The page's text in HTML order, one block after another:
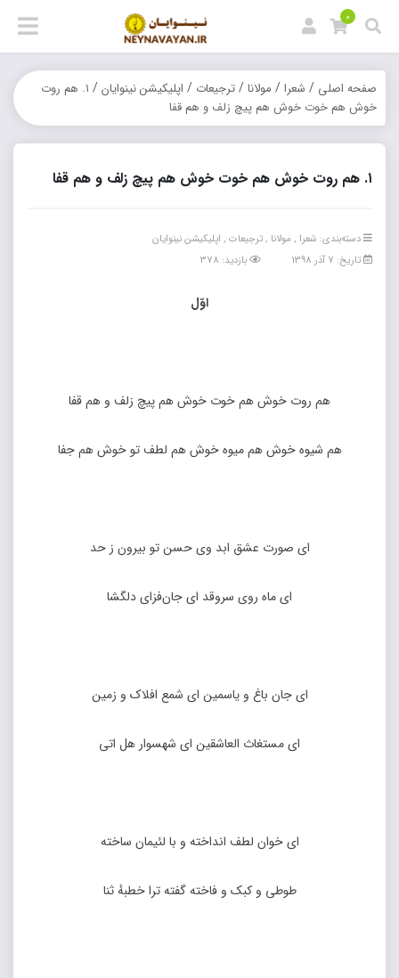
0
صفحه اصلی / شعرا/ مولانا/ترجیعات / اپلیکیشن نینوایان/ ۱. هم روت
خوش هم خوت خوش هم پیچ زلف و هم قفا
۱. هم روت خوش هم خوت خوش هم پیچ زلف و هم قفا
دسته‌بندی: شعرا , مولانا ,ترجیعات , اپلیکیشن نینوایان
تاریخ: 7 آذر 1398
بازدید: 378
اوّل
هم روت خوش هم خوت خوش هم پیچ زلف و هم قفا
هم شیوه خوش هم میوه خوش هم لطف تو خوش هم جفا
ای صورت عشق ابد وی حسن تو بیرون ز حد
ای ماه روی سروقد ای جان‌فزای دلگشا
ای جان باغ و یاسمین ای شمع افلاک و زمین
ای مستغاث العاشقین ای شهسوار هل اتی
ای خوان لطف انداخته و با لئیمان ساخته
طوطی و کبک و فاخته گفته ترا خطبهٔ ثنا